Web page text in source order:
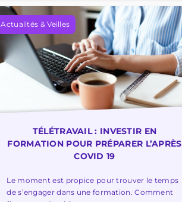
Actualités & Veilles
TÉLÉTRAVAIL : INVESTIR EN
FORMATION POUR PRÉPARER L’APRÈS
COVID 19
Le moment est propice pour trouver le temps
de s’engager dans une formation. Comment